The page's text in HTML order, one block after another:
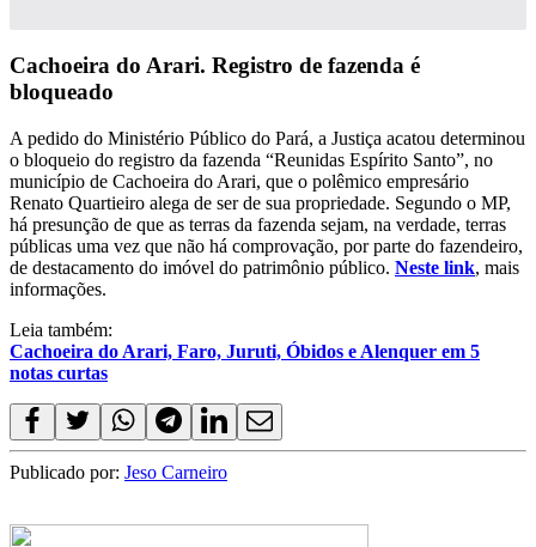
Cachoeira do Arari. Registro de fazenda é
bloqueado
A pedido do Ministério Público do Pará, a Justiça acatou determinou
o bloqueio do registro da fazenda “Reunidas Espírito Santo”, no
município de Cachoeira do Arari, que o polêmico empresário
Renato Quartieiro alega de ser de sua propriedade. Segundo o MP,
há presunção de que as terras da fazenda sejam, na verdade, terras
públicas uma vez que não há comprovação, por parte do fazendeiro,
de destacamento do imóvel do patrimônio público. Neste link, mais
informações.
Leia também:
Cachoeira do Arari, Faro, Juruti, Óbidos e Alenquer em 5
notas curtas
Publicado por: Jeso Carneiro